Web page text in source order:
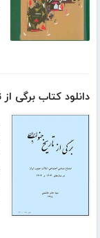
دانلود کتاب برگی